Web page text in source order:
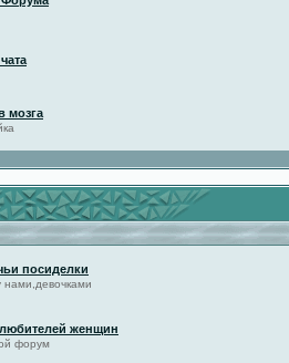
мозга
посиделки
женщин
форум